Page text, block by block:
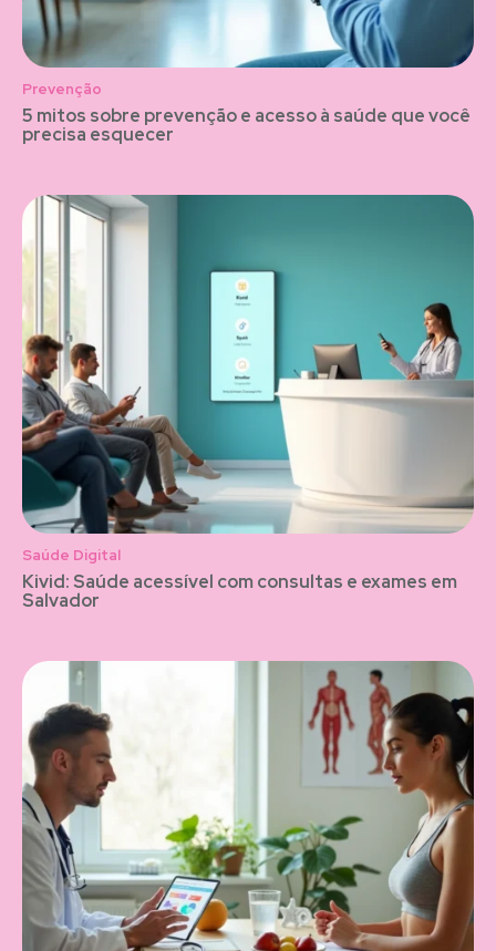
Prevenção
5 mitos sobre prevenção e acesso à saúde que você
precisa esquecer
Saúde Digital
Kivid: Saúde acessível com consultas e exames em
Salvador